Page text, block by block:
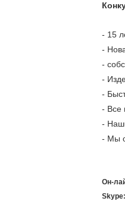
- 15
-
-
-
-
- Все
-
- Мы
Он-